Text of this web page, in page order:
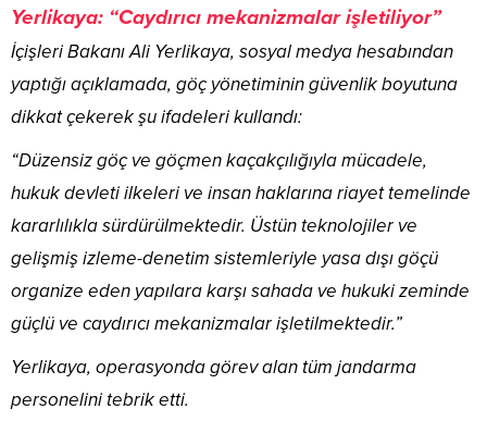
Yerlikaya: “Caydırıcı mekanizmalar işletiliyor”
İçişleri Bakanı Ali Yerlikaya, sosyal medya hesabından
yaptığı açıklamada, göç yönetiminin güvenlik boyutuna
dikkat çekerek şu ifadeleri kullandı:
“Düzensiz göç ve göçmen kaçakçılığıyla mücadele,
hukuk devleti ilkeleri ve insan haklarına riayet temelinde
kararlılıkla sürdürülmektedir. Üstün teknolojiler ve
gelişmiş izleme-denetim sistemleriyle yasa dışı göçü
organize eden yapılara karşı sahada ve hukuki zeminde
güçlü ve caydırıcı mekanizmalar işletilmektedir.”
Yerlikaya, operasyonda görev alan tüm jandarma
personelini tebrik etti.